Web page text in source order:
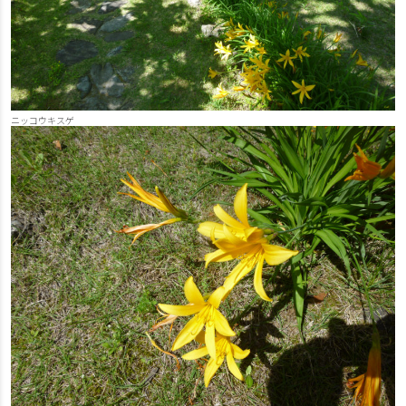
ニッコウキスゲ